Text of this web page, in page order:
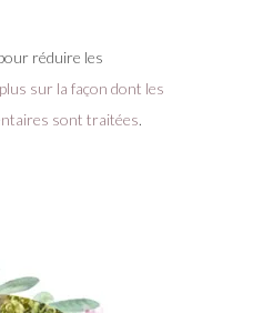
réduire les
sur la façon dont les
sont traitées.